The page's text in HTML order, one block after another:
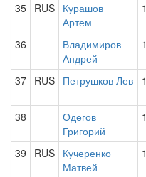
35 RUS Курашов
Артем
36
Владимиров
Андрей
37 RUS Петрушков Лев
38
Одегов
Григорий
39 RUS Кучеренко
Матвей